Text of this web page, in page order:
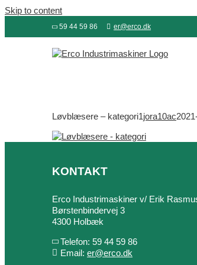
Skip to content
59 44 59 86 er@erco.dk
Løvblæsere – kategori1jora10ac
KONTAKT
Erco Industrimaskiner v/ Erik
Børstenbindervej 3
4300 Holbæk
Telefon: 59 44 59 86
Email: er@erco.dk